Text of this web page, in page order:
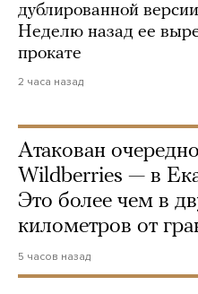
дублированной
Неделю назад ее
прокате
2 часа назад
Атакован
Wildberries — в
Это более чем в
километров от
5 часов назад